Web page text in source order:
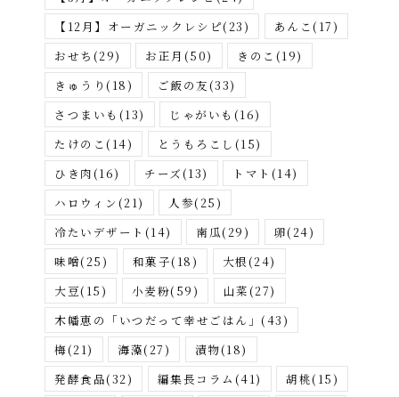
す
【12月】オーガニックレシピ(23) あんこ(17)
おせち (29) お正月 (50) きのこ (19)
きゅうり (18) ご飯の友(33)
さつまいも (13) じゃがいも (16)
たけのこ(14) とうもろこし (15)
ひき肉(16) チーズ(13) トマト (14)
ハロウィン(21) 人参(25)
冷たいデザート (14) 南瓜(29) 卵(24)
味噌(25) 和菓子(18) 大根(24)
大豆(15) 小麦粉(59) 山菜(27)
木幡恵の「いつだって幸せごはん」 (43)
梅(21) 海藻(27) 漬物(18)
発酵食品(32) 編集長コラム (41) 胡桃(15)